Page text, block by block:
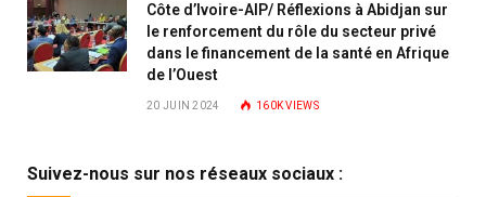
Côte d’Ivoire-AIP/ Réflexions à Abidjan sur
le renforcement du rôle du secteur privé
dans le financement de la santé en Afrique
de l’Ouest
20 JUIN 2024 160KVIEWS
Suivez-nous sur nos réseaux sociaux :